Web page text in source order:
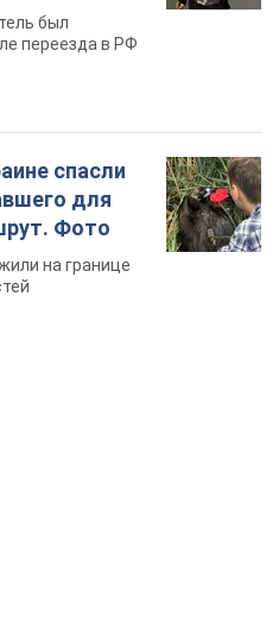
хочет
был
переезда в РФ
спасли
для
Фото
на границе